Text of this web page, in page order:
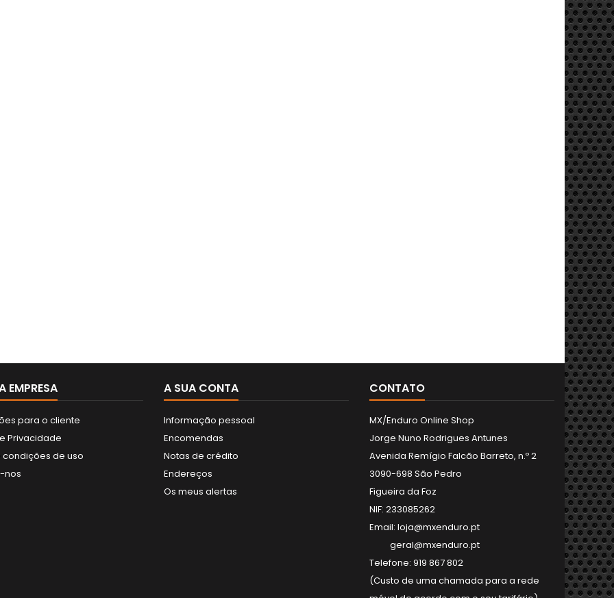
EMPRESA
para o cliente
Privacidade
condições de uso
nos
A SUA CONTA
Informação pessoal
Encomendas
Notas de crédito
Endereços
Os meus alertas
CONTATO
MX/Enduro Online Shop
Jorge Nuno Rodrigues Antunes
Avenida Remígio Falcão Barreto, n.º 2
3090-698 São Pedro
Figueira da Foz
NIF: 233085262
Email: loja@mxenduro.pt
geral@mxenduro.pt
Telefone: 919 867 802
(Custo de uma chamada para a rede